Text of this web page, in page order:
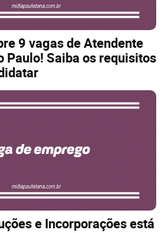
9 vagas de Atendente
Paulo! Saiba os requisitos
e Incorporações está